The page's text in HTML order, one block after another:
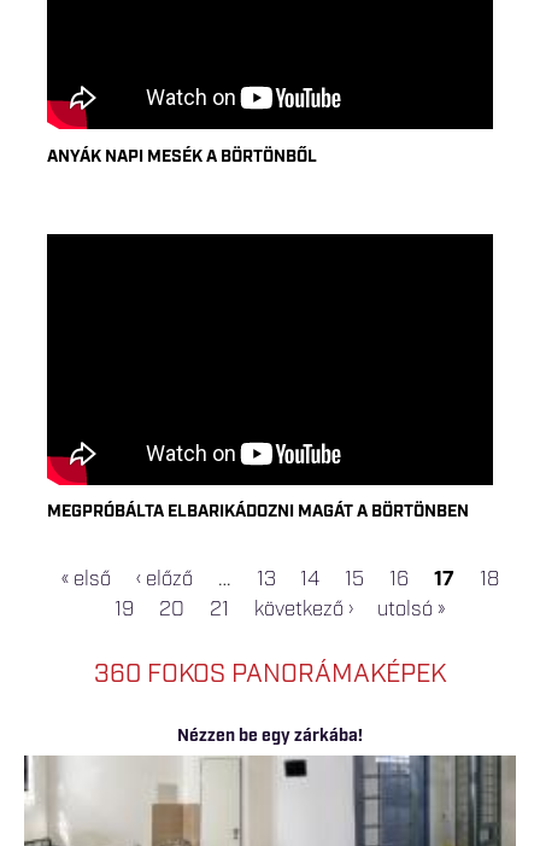
ANYÁK NAPI MESÉK A BÖRTÖNBŐL
MEGPRÓBÁLTA ELBARIKÁDOZNI MAGÁT A BÖRTÖNBEN
OLDALAK
« első ‹ előző … 13 14 15 16 17
18
19
20 21 következő › utolsó »
360 FOKOS PANORÁMAKÉPEK
Nézzen be egy zárkába!